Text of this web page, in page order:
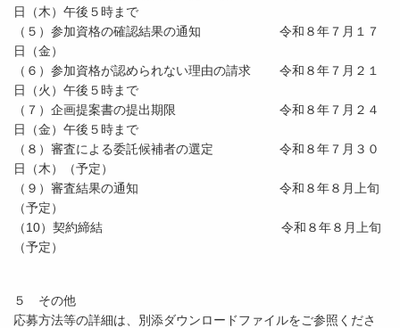
日（木）午後５時まで
（５）参加資格の確認結果の通知 令和８年７月１７
日（金）
（６）参加資格が認められない理由の請求 令和８年７月２１
日（火）午後５時まで
（７）企画提案書の提出期限 令和８年７月２４
日（金）午後５時まで
（８）審査による委託候補者の選定 令和８年７月３０
日（木）（予定）
（９）審査結果の通知 令和８年８月上旬
（予定）
（10）契約締結 令和８年８月上旬
（予定）
５ その他
応募方法等の詳細は、別添ダウンロードファイルをご参照くださ